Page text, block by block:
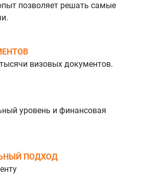
позволяет решать самые
визовых документов.
уровень и финансовая
ПОДХОД